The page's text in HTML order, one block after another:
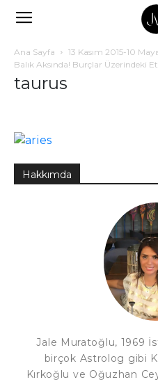
Ana Sayfa
13 Kasım 2015-10
Balık Aksında! Burçlar Üzerindeki
taurus
Hakkımda
Jale Muratoğlu, 1969
birçok Astrolog gibi
Kırkoğlu ve Oğuzhan